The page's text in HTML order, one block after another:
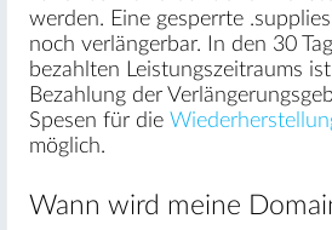
werden. Eine gesperrte
noch verlängerbar. In den 30
bezahlten Leistungszeitraums
Bezahlung der
Spesen für die
möglich.
Wann wird meine